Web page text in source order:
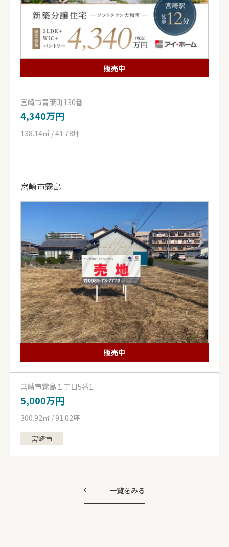
販売中
宮崎市青葉町130番
4,340万円
138.14㎡ / 41.78坪
宮崎市霧島
販売中
宮崎市霧島１丁目5番1
5,000万円
300.92㎡ / 91.02坪
宮崎市
一覧をみる